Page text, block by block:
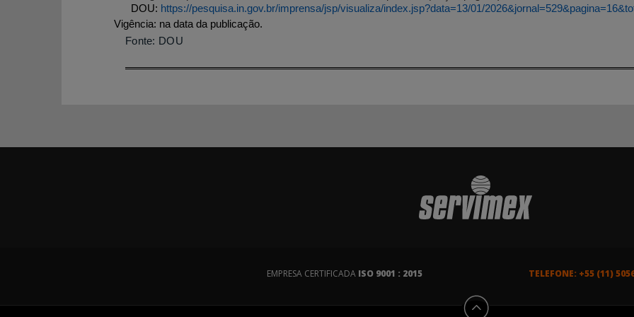
DOU: https://pesquisa.in.gov.br/imprensa/jsp/visualiza/index.jsp?data=13/01/
Vigência: na data da publicação.
Fonte: DOU
EMPRESA CERTIFICADA ISO 9001 : 2015 TELEFONE: +55 (11)